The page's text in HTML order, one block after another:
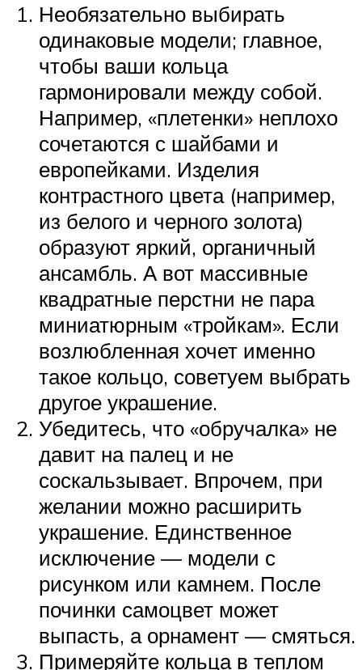
Необязательно выбирать
одинаковые модели; главное,
чтобы ваши кольца
гармонировали между собой.
Например, «плетенки» неплохо
сочетаются с шайбами и
европейками. Изделия
контрастного цвета (например,
из белого и черного золота)
образуют яркий, органичный
ансамбль. А вот массивные
квадратные перстни не пара
миниатюрным «тройкам». Если
возлюбленная хочет именно
такое кольцо, советуем выбрать
другое украшение.
Убедитесь, что «обручалка» не
давит на палец и не
соскальзывает. Впрочем, при
желании можно расширить
украшение. Единственное
исключение — модели с
рисунком или камнем. После
починки самоцвет может
выпасть, а орнамент — смяться.
Примеряйте кольца в теплом